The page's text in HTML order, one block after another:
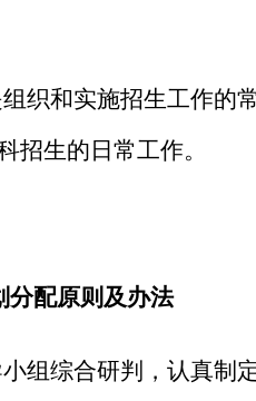
织和实施招生工作的
招生的日常工作。
分配原则及办法
组综合研判 ， 认真制